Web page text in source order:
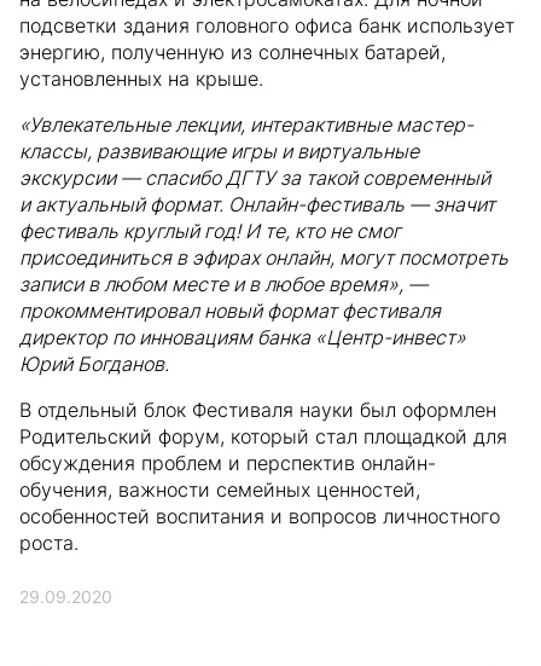
подсветки здания головного офиса банк использует
энергию, полученную из солнечных батарей,
установленных на крыше.
«Увлекательные лекции, интерактивные мастер-
классы, развивающие игры и виртуальные
экскурсии — спасибо ДГТУ за такой современный
и актуальный формат. Онлайн-фестиваль — значит
фестиваль круглый год! И те, кто не смог
присоединиться в эфирах онлайн, могут посмотреть
записи в любом месте и в любое время», —
прокомментировал новый формат фестиваля
директор по инновациям банка «Центр-инвест»
Юрий Богданов.
В отдельный блок Фестиваля науки был оформлен
Родительский форум, который стал площадкой для
обсуждения проблем и перспектив онлайн-
обучения, важности семейных ценностей,
особенностей воспитания и вопросов личностного
роста.
29.09.2020